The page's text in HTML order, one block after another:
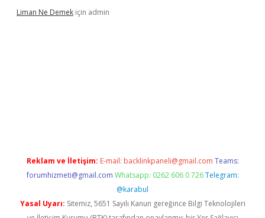
Liman Ne Demek için admin
Reklam ve İletişim: E-mail: backlinkpaneli@gmail.com Teams:
forumhizmeti@gmail.com Whatsapp: 0262 606 0 726 Telegram:
@karabul
Yasal Uyarı: Sitemiz, 5651 Sayılı Kanun gereğince Bilgi Teknolojileri